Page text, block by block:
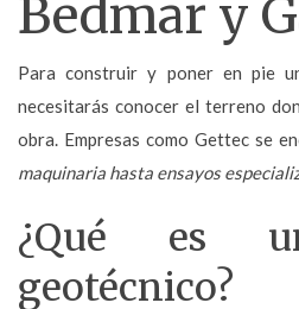
Bedmar y
Para construir y poner en pie
necesitarás conocer el terreno
obra. Empresas como Gettec se
maquinaria hasta ensayos
¿Qué es
geotécnico?